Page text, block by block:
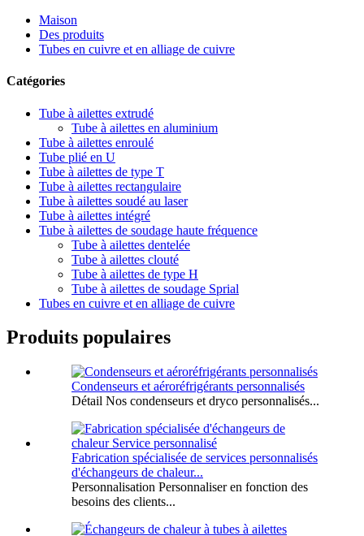
Maison
Des produits
Tubes en cuivre et en alliage de cuivre
Catégories
Tube à ailettes extrudé
Tube à ailettes en aluminium
Tube à ailettes enroulé
Tube plié en U
Tube à ailettes de type T
Tube à ailettes rectangulaire
Tube à ailettes soudé au laser
Tube à ailettes intégré
Tube à ailettes de soudage haute fréquence
Tube à ailettes dentelée
Tube à ailettes clouté
Tube à ailettes de type H
Tube à ailettes de soudage Sprial
Tubes en cuivre et en alliage de cuivre
Produits populaires
Condenseurs et aéroréfrigérants personnalisés
Détail Nos condenseurs et dryco personnalisés...
Fabrication spécialisée de services personnalisés
d'échangeurs de chaleur...
Personnalisation Personnaliser en fonction des
besoins des clients...